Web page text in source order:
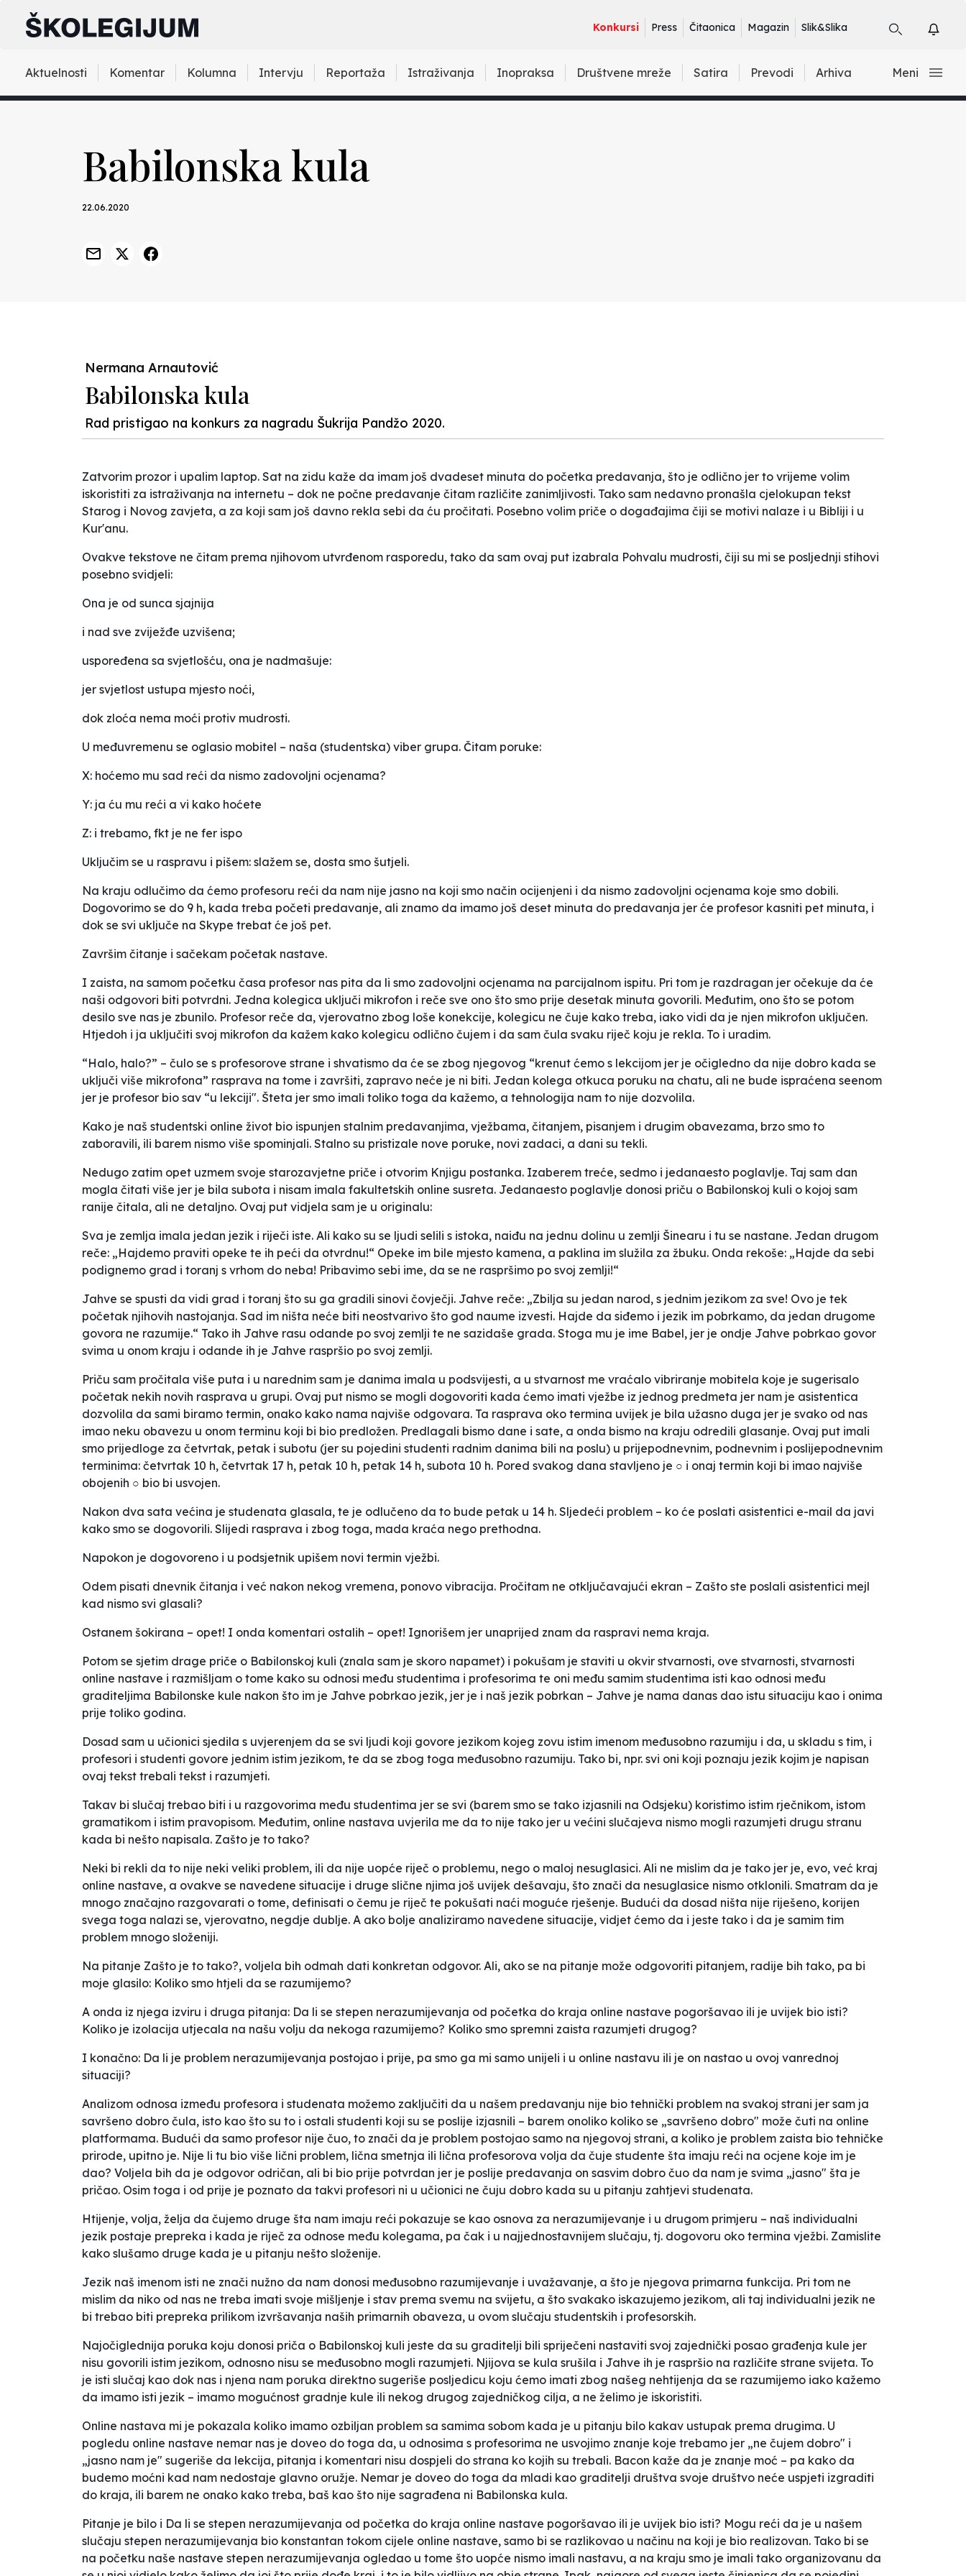
Konkursi Press Čitaonica Magazin Slik&Slika
Aktuelnosti Komentar Kolumna Intervju Reportaža Istraživanja Inopraksa Društvene mreže Satira Prevodi Arhiva Meni
Babilonska kula
22.06.2020
Nermana Arnautović
Babilonska kula
Rad pristigao na konkurs za nagradu Šukrija Pandžo 2020.
Zatvorim prozor i upalim laptop. Sat na zidu kaže da imam još dvadeset minuta do početka predavanja, što je odlično jer to vrijeme volim
iskoristiti za istraživanja na internetu – dok ne počne predavanje čitam različite zanimljivosti. Tako sam nedavno pronašla cjelokupan tekst
Starog i Novog zavjeta, a za koji sam još davno rekla sebi da ću pročitati. Posebno volim priče o događajima čiji se motivi nalaze i u Bibliji i u
Kur'anu.
Ovakve tekstove ne čitam prema njihovom utvrđenom rasporedu, tako da sam ovaj put izabrala Pohvalu mudrosti, čiji su mi se posljednji stihovi
posebno svidjeli:
Ona je od sunca sjajnija
i nad sve zviježđe uzvišena;
uspoređena sa svjetlošću, ona je nadmašuje:
jer svjetlost ustupa mjesto noći,
dok zloća nema moći protiv mudrosti.
U međuvremenu se oglasio mobitel – naša (studentska) viber grupa. Čitam poruke:
X: hoćemo mu sad reći da nismo zadovoljni ocjenama?
Y: ja ću mu reći a vi kako hoćete
Z: i trebamo, fkt je ne fer ispo
Uključim se u raspravu i pišem: slažem se, dosta smo šutjeli.
Na kraju odlučimo da ćemo profesoru reći da nam nije jasno na koji smo način ocijenjeni i da nismo zadovoljni ocjenama koje smo dobili.
Dogovorimo se do 9 h, kada treba početi predavanje, ali znamo da imamo još deset minuta do predavanja jer će profesor kasniti pet minuta, i
dok se svi uključe na Skype trebat će još pet.
Završim čitanje i sačekam početak nastave.
I zaista, na samom početku časa profesor nas pita da li smo zadovoljni ocjenama na parcijalnom ispitu. Pri tom je razdragan jer očekuje da će
naši odgovori biti potvrdni. Jedna kolegica uključi mikrofon i reče sve ono što smo prije desetak minuta govorili. Međutim, ono što se potom
desilo sve nas je zbunilo. Profesor reče da, vjerovatno zbog loše konekcije, kolegicu ne čuje kako treba, iako vidi da je njen mikrofon uključen.
Htjedoh i ja uključiti svoj mikrofon da kažem kako kolegicu odlično čujem i da sam čula svaku riječ koju je rekla. To i uradim.
“Halo, halo?” – čulo se s profesorove strane i shvatismo da će se zbog njegovog “krenut ćemo s lekcijom jer je očigledno da nije dobro kada se
uključi više mikrofona” rasprava na tome i završiti, zapravo neće je ni biti. Jedan kolega otkuca poruku na chatu, ali ne bude ispraćena seenom
jer je profesor bio sav “u lekciji". Šteta jer smo imali toliko toga da kažemo, a tehnologija nam to nije dozvolila.
Kako je naš studentski online život bio ispunjen stalnim predavanjima, vježbama, čitanjem, pisanjem i drugim obavezama, brzo smo to
zaboravili, ili barem nismo više spominjali. Stalno su pristizale nove poruke, novi zadaci, a dani su tekli.
Nedugo zatim opet uzmem svoje starozavjetne priče i otvorim Knjigu postanka. Izaberem treće, sedmo i jedanaesto poglavlje. Taj sam dan
mogla čitati više jer je bila subota i nisam imala fakultetskih online susreta. Jedanaesto poglavlje donosi priču o Babilonskoj kuli o kojoj sam
ranije čitala, ali ne detaljno. Ovaj put vidjela sam je u originalu:
Sva je zemlja imala jedan jezik i riječi iste. Ali kako su se ljudi selili s istoka, naiđu na jednu dolinu u zemlji Šinearu i tu se nastane. Jedan drugom
reče: „Hajdemo praviti opeke te ih peći da otvrdnu!“ Opeke im bile mjesto kamena, a paklina im služila za žbuku. Onda rekoše: „Hajde da sebi
podignemo grad i toranj s vrhom do neba! Pribavimo sebi ime, da se ne raspršimo po svoj zemlji!“
Jahve se spusti da vidi grad i toranj što su ga gradili sinovi čovječji. Jahve reče: „Zbilja su jedan narod, s jednim jezikom za sve! Ovo je tek
početak njihovih nastojanja. Sad im ništa neće biti neostvarivo što god naume izvesti. Hajde da siđemo i jezik im pobrkamo, da jedan drugome
govora ne razumije.“ Tako ih Jahve rasu odande po svoj zemlji te ne sazidaše grada. Stoga mu je ime Babel, jer je ondje Jahve pobrkao govor
svima u onom kraju i odande ih je Jahve raspršio po svoj zemlji.
Priču sam pročitala više puta i u narednim sam je danima imala u podsvijesti, a u stvarnost me vraćalo vibriranje mobitela koje je sugerisalo
početak nekih novih rasprava u grupi. Ovaj put nismo se mogli dogovoriti kada ćemo imati vježbe iz jednog predmeta jer nam je asistentica
dozvolila da sami biramo termin, onako kako nama najviše odgovara. Ta rasprava oko termina uvijek je bila užasno duga jer je svako od nas
imao neku obavezu u onom terminu koji bi bio predložen. Predlagali bismo dane i sate, a onda bismo na kraju odredili glasanje. Ovaj put imali
smo prijedloge za četvrtak, petak i subotu (jer su pojedini studenti radnim danima bili na poslu) u prijepodnevnim, podnevnim i poslijepodnevnim
terminima: četvrtak 10 h, četvrtak 17 h, petak 10 h, petak 14 h, subota 10 h. Pored svakog dana stavljeno je ○ i onaj termin koji bi imao najviše
obojenih ○ bio bi usvojen.
Nakon dva sata većina je studenata glasala, te je odlučeno da to bude petak u 14 h. Sljedeći problem – ko će poslati asistentici e-mail da javi
kako smo se dogovorili. Slijedi rasprava i zbog toga, mada kraća nego prethodna.
Napokon je dogovoreno i u podsjetnik upišem novi termin vježbi.
Odem pisati dnevnik čitanja i već nakon nekog vremena, ponovo vibracija. Pročitam ne otključavajući ekran – Zašto ste poslali asistentici mejl
kad nismo svi glasali?
Ostanem šokirana – opet! I onda komentari ostalih – opet! Ignorišem jer unaprijed znam da raspravi nema kraja.
Potom se sjetim drage priče o Babilonskoj kuli (znala sam je skoro napamet) i pokušam je staviti u okvir stvarnosti, ove stvarnosti, stvarnosti
online nastave i razmišljam o tome kako su odnosi među studentima i profesorima te oni među samim studentima isti kao odnosi među
graditeljima Babilonske kule nakon što im je Jahve pobrkao jezik, jer je i naš jezik pobrkan – Jahve je nama danas dao istu situaciju kao i onima
prije toliko godina.
Dosad sam u učionici sjedila s uvjerenjem da se svi ljudi koji govore jezikom kojeg zovu istim imenom međusobno razumiju i da, u skladu s tim, i
profesori i studenti govore jednim istim jezikom, te da se zbog toga međusobno razumiju. Tako bi, npr. svi oni koji poznaju jezik kojim je napisan
ovaj tekst trebali tekst i razumjeti.
Takav bi slučaj trebao biti i u razgovorima među studentima jer se svi (barem smo se tako izjasnili na Odsjeku) koristimo istim rječnikom, istom
gramatikom i istim pravopisom. Međutim, online nastava uvjerila me da to nije tako jer u većini slučajeva nismo mogli razumjeti drugu stranu
kada bi nešto napisala. Zašto je to tako?
Neki bi rekli da to nije neki veliki problem, ili da nije uopće riječ o problemu, nego o maloj nesuglasici. Ali ne mislim da je tako jer je, evo, već kraj
online nastave, a ovakve se navedene situacije i druge slične njima još uvijek dešavaju, što znači da nesuglasice nismo otklonili. Smatram da je
mnogo značajno razgovarati o tome, definisati o čemu je riječ te pokušati naći moguće rješenje. Budući da dosad ništa nije riješeno, korijen
svega toga nalazi se, vjerovatno, negdje dublje. A ako bolje analiziramo navedene situacije, vidjet ćemo da i jeste tako i da je samim tim
problem mnogo složeniji.
Na pitanje Zašto je to tako?, voljela bih odmah dati konkretan odgovor. Ali, ako se na pitanje može odgovoriti pitanjem, radije bih tako, pa bi
moje glasilo: Koliko smo htjeli da se razumijemo?
A onda iz njega izviru i druga pitanja: Da li se stepen nerazumijevanja od početka do kraja online nastave pogoršavao ili je uvijek bio isti?
Koliko je izolacija utjecala na našu volju da nekoga razumijemo? Koliko smo spremni zaista razumjeti drugog?
I konačno: Da li je problem nerazumijevanja postojao i prije, pa smo ga mi samo unijeli i u online nastavu ili je on nastao u ovoj vanrednoj
situaciji?
Analizom odnosa između profesora i studenata možemo zaključiti da u našem predavanju nije bio tehnički problem na svakoj strani jer sam ja
savršeno dobro čula, isto kao što su to i ostali studenti koji su se poslije izjasnili – barem onoliko koliko se „savršeno dobro" može čuti na online
platformama. Budući da samo profesor nije čuo, to znači da je problem postojao samo na njegovoj strani, a koliko je problem zaista bio tehničke
prirode, upitno je. Nije li tu bio više lični problem, lična smetnja ili lična profesorova volja da čuje studente šta imaju reći na ocjene koje im je
dao? Voljela bih da je odgovor odričan, ali bi bio prije potvrdan jer je poslije predavanja on sasvim dobro čuo da nam je svima „jasno" šta je
pričao. Osim toga i od prije je poznato da takvi profesori ni u učionici ne čuju dobro kada su u pitanju zahtjevi studenata.
Htijenje, volja, želja da čujemo druge šta nam imaju reći pokazuje se kao osnova za nerazumijevanje i u drugom primjeru – naš individualni
jezik postaje prepreka i kada je riječ za odnose među kolegama, pa čak i u najjednostavnijem slučaju, tj. dogovoru oko termina vježbi. Zamislite
kako slušamo druge kada je u pitanju nešto složenije.
Jezik naš imenom isti ne znači nužno da nam donosi međusobno razumijevanje i uvažavanje, a što je njegova primarna funkcija. Pri tom ne
mislim da niko od nas ne treba imati svoje mišljenje i stav prema svemu na svijetu, a što svakako iskazujemo jezikom, ali taj individualni jezik ne
bi trebao biti prepreka prilikom izvršavanja naših primarnih obaveza, u ovom slučaju studentskih i profesorskih.
Najočiglednija poruka koju donosi priča o Babilonskoj kuli jeste da su graditelji bili spriječeni nastaviti svoj zajednički posao građenja kule jer
nisu govorili istim jezikom, odnosno nisu se međusobno mogli razumjeti. Njijova se kula srušila i Jahve ih je raspršio na različite strane svijeta. To
je isti slučaj kao dok nas i njena nam poruka direktno sugeriše posljedicu koju ćemo imati zbog našeg nehtijenja da se razumijemo iako kažemo
da imamo isti jezik – imamo mogućnost gradnje kule ili nekog drugog zajedničkog cilja, a ne želimo je iskoristiti.
Online nastava mi je pokazala koliko imamo ozbiljan problem sa samima sobom kada je u pitanju bilo kakav ustupak prema drugima. U
pogledu online nastave nemar nas je doveo do toga da, u odnosima s profesorima ne usvojimo znanje koje trebamo jer „ne čujem dobro" i
„jasno nam je" sugeriše da lekcija, pitanja i komentari nisu dospjeli do strana ko kojih su trebali. Bacon kaže da je znanje moć – pa kako da
budemo moćni kad nam nedostaje glavno oružje. Nemar je doveo do toga da mladi kao graditelji društva svoje društvo neće uspjeti izgraditi
do kraja, ili barem ne onako kako treba, baš kao što nije sagrađena ni Babilonska kula.
Pitanje je bilo i Da li se stepen nerazumijevanja od početka do kraja online nastave pogoršavao ili je uvijek bio isti? Mogu reći da je u našem
slučaju stepen nerazumijevanja bio konstantan tokom cijele online nastave, samo bi se razlikovao u načinu na koji je bio realizovan. Tako bi se
na početku naše nastave stepen nerazumijevanja ogledao u tome što uopće nismo imali nastavu, a na kraju smo je imali tako organizovanu da